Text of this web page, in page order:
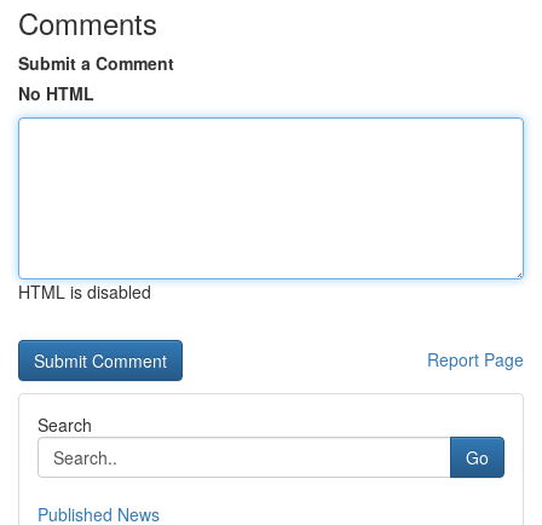
Comments
Submit a Comment
No HTML
HTML is disabled
Report Page
Search
Go
Published News